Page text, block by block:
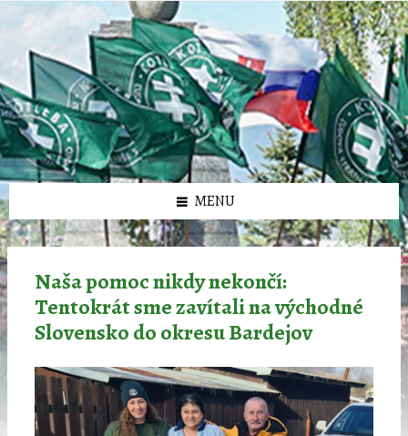
олимп казино
Preskočiť
Preskočiť
panel
Preskočiť
panel
Preskočiť
MENU
Naša pomoc nikdy nekončí:
Tentokrát sme zavítali na východné
Slovensko do okresu Bardejov